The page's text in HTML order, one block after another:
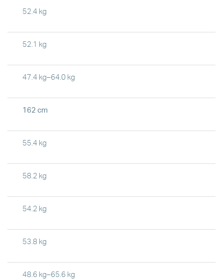
52.4 kg
52.1 kg
47.4 kg–64.0 kg
162 cm
55.4 kg
58.2 kg
54.2 kg
53.8 kg
48.6 kg–65.6 kg